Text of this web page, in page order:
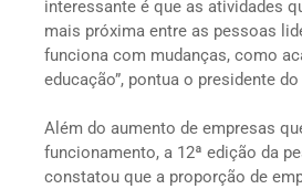
interessante é que as atividades
mais próxima entre as pessoas
funciona com mudanças, como
educação”, pontua o presidente do
Além do aumento de empresas
funcionamento, a 12ª edição da
constatou que a proporção de